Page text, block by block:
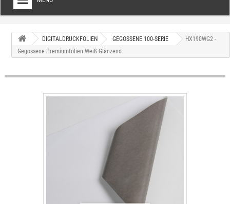
FOLIEN FÜR VOLLVERKLEBUNGEN
DIGITALDRUCKFOLIEN GEGOSSENE 100-SERIE
HX190WG2 -
Gegossene Premiumfolien Weiß Glänzend